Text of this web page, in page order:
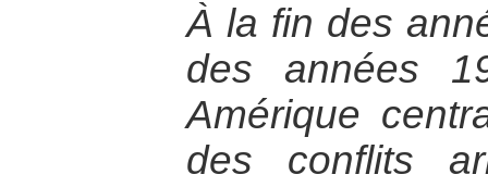
À la fin des
des années
Amérique
des conflits